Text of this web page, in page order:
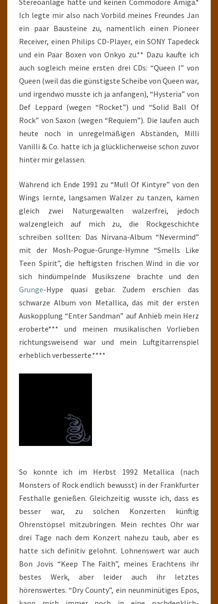
Stereoanlage hätte und keinen Commodore Amiga.*
Ich legte mir also nach Vorbild meines Freundes Jan
ein paar Bausteine zu, namentlich einen Pioneer
Receiver, einen Philips CD-Player, ein SONY Tapedeck
und ein Paar Boxen von Onkyo zu.** Dazu kaufte ich
auch sogleich meine ersten drei CDs: “Queen I” von
Queen (weil das die günstigste Scheibe von Queen war,
und irgendwo musste ich ja anfangen), “Hysteria” von
Def Leppard (wegen “Rocket”) und “Solid Ball Of
Rock” von Saxon (wegen “Requiem”). Die laufen auch
heute noch in unregelmäßigen Abständen, Milli
Vanilli & Co. hatte ich ja glücklicherweise schon zuvor
hinter mir gelassen.
Während ich Ende 1991 zu “Mull Of Kintyre” von den
Wings lernte, langsamen Walzer zu tanzen, kamen
gleich zwei Naturgewalten walzerfrei, jedoch
walzengleich auf mich zu, die Rockgeschichte
schreiben sollten: Das Nirvana-Album “Nevermind”
mit der Mosh-Pogue-Grunge-Hymne “Smells Like
Teen Spirit”, die heftigsten frischen Wind in die vor
sich hindümpelnde Musikszene brachte und den
Grunge-Hype quasi gebar. Zudem erschien das
schwarze Album von Metallica, das mit der ersten
Auskopplung “Enter Sandman” auf Anhieb mein Herz
eroberte*** und meinen musikalischen Vorlieben
richtungsweisend war und mein Luftgitarrenspiel
erheblich verbesserte.****
So konnte ich im Herbst 1992 Metallica (nach
Monsters of Rock endlich bewusst) in der Frankfurter
Festhalle genießen. Gleichzeitig wusste ich, dass es
besser war, zu solchen Konzerten künftig
Ohrenstöpsel mitzubringen. Mein rechtes Ohr war
drei Tage nach dem Konzert nahezu taub, aber es
hatte sich definitiv gelohnt. Lohnenswert war auch
Bon Jovis “Keep The Faith”, meines Erachtens ihr
bestes Werk, aber leider auch ihr letztes
hörenswertes. “Dry County”, ein neunminütiges Epos,